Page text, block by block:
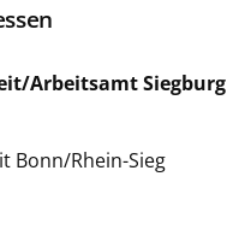
Arbeitsamt Siegburg
Bonn/Rhein-Sieg